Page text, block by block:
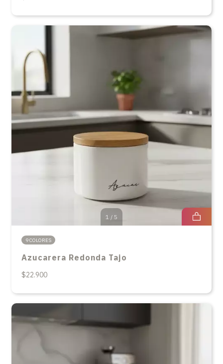
1 / 5
9 COLORES
Azucarera Redonda Tajo
$22.900